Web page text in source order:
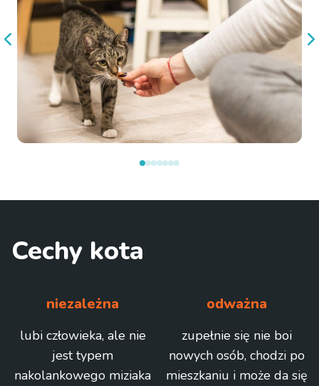
Cechy kota
niezależna
lubi człowieka, ale nie
jest typem
nakolankowego miziaka
odważna
zupełnie się nie boi
nowych osób, chodzi po
mieszkaniu i może da się